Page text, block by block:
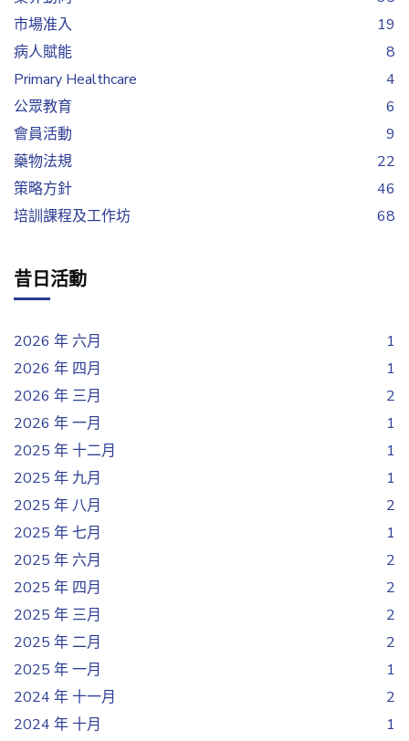
市場准入
19
病人賦能
8
Primary Healthcare
4
公眾教育
6
會員活動
9
藥物法規
22
策略方針
46
培訓課程及工作坊
68
昔日活動
2026 年 六月
1
2026 年 四月
1
2026 年 三月
2
2026 年 一月
1
2025 年 十二月
1
2025 年 九月
1
2025 年 八月
2
2025 年 七月
1
2025 年 六月
2
2025 年 四月
2
2025 年 三月
2
2025 年 二月
2
2025 年 一月
1
2024 年 十一月
2
2024 年 十月
1